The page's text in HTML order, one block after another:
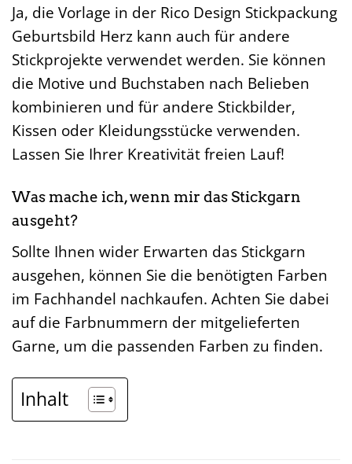
Ja, die Vorlage in der Rico Design Stickpackung
Geburtsbild Herz kann auch für andere
Stickprojekte verwendet werden. Sie können
die Motive und Buchstaben nach Belieben
kombinieren und für andere Stickbilder,
Kissen oder Kleidungsstücke verwenden.
Lassen Sie Ihrer Kreativität freien Lauf!
Was mache ich, wenn mir das Stickgarn
ausgeht?
Sollte Ihnen wider Erwarten das Stickgarn
ausgehen, können Sie die benötigten Farben
im Fachhandel nachkaufen. Achten Sie dabei
auf die Farbnummern der mitgelieferten
Garne, um die passenden Farben zu finden.
Inhalt